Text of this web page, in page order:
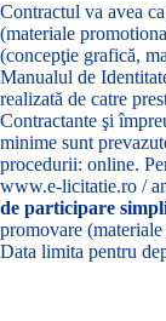
Contractul va avea
(materiale
(concepţie grafică,
Manualul de
realizată de catre
Contractante şi
minime sunt
procedurii: online.
www.e-licitatie.ro /
de participare
promovare
Data limita pentru